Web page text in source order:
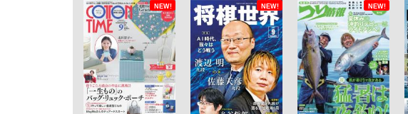
NEW! NEW! NEW!